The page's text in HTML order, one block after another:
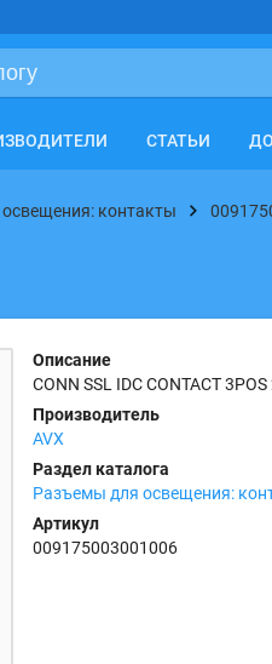
СТАТЬИ
контакты
Описание
CONN SSL IDC CONTACT
Производитель
AVX
Раздел каталога
Разъемы для освещения:
Артикул
009175003001006